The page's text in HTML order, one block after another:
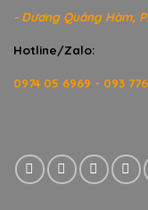
- Dương Quảng Hàm,
Hotline/Zalo:
0974 05 6969 - 093